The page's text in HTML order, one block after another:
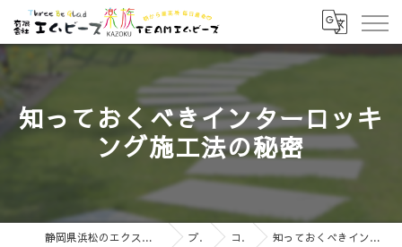
知っておくべきインターロッキ
ング施工法の秘密
静岡県浜松のエクステリアなら有限会社エムビーズ ブログ コラム 知っておくべきインターロッキング施工法の秘密